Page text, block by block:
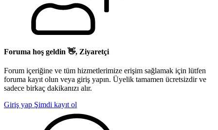
Foruma hoş geldin 👋, Ziyaretçi
Forum içeriğine ve tüm hizmetlerimize erişim sağlamak için lütfen
foruma kayıt olun veya giriş yapın. Üyelik tamamen ücretsizdir ve
sadece birkaç dakikanızı alır.
Giriş yap Şimdi kayıt ol